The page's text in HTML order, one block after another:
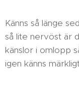
Känns så länge
så lite nervöst är
känslor i omlopp
igen känns